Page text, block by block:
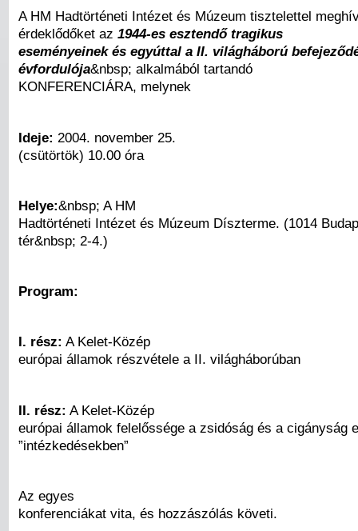
A HM Hadtörténeti Intézet és Múzeum tisztelettel
érdeklődőket az 1944-es esztendő tragikus
eseményeinek és egyúttal a II. világháború
évfordulója&nbsp; alkalmából tartandó
KONFERENCIÁRA, melynek
Ideje: 2004. november 25.
(csütörtök) 10.00 óra
Helye:&nbsp; A HM
Hadtörténeti Intézet és Múzeum Díszterme. (1014
tér&nbsp; 2-4.)
Program:
I. rész: A Kelet-Közép
európai államok részvétele a II. világháborúban
II. rész: A Kelet-Közép
európai államok felelőssége a zsidóság és a cigányság
”intézkedésekben”
Az egyes
konferenciákat vita, és hozzászólás követi.